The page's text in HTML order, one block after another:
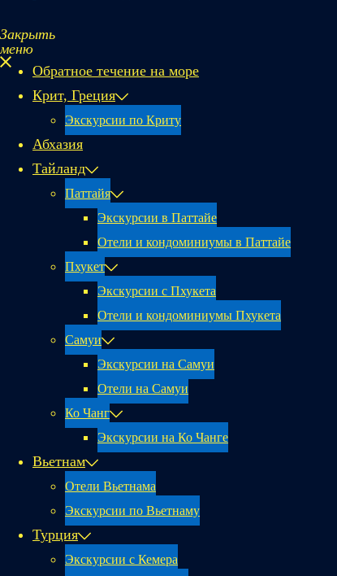
Закрыть
меню
Обратное течение на море
Крит, Греция
Экскурсии по Криту
Абхазия
Тайланд
Паттайя
Экскурсии в Паттайе
Отели и кондоминиумы в Паттайе
Пхукет
Экскурсии с Пхукета
Отели и кондоминиумы Пхукета
Самуи
Экскурсии на Самуи
Отели на Самуи
Ко Чанг
Экскурсии на Ко Чанге
Вьетнам
Отели Вьетнама
Экскурсии по Вьетнаму
Турция
Экскурсии с Кемера